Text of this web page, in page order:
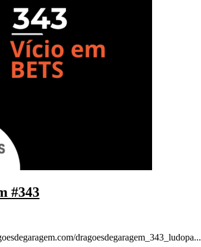
#343
dragoesdegaragem_343_ludopa...